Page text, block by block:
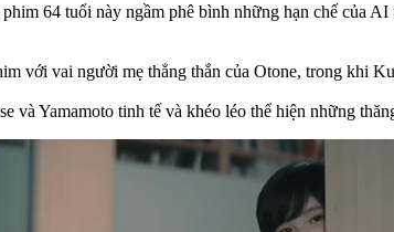
64 tuổi này ngầm phê bình những hạn chế của
với vai người mẹ thẳng thắn của Otone, trong khi
và Yamamoto tinh tế và khéo léo thể hiện những